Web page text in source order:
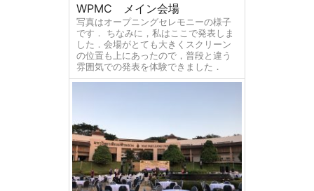
WPMC メイン会場
写真はオープニングセレモニーの様子
です． ちなみに，私はここで発表しま
した．会場がとても大きくスクリーン
の位置も上にあったので，普段と違う
雰囲気での発表を体験できました．